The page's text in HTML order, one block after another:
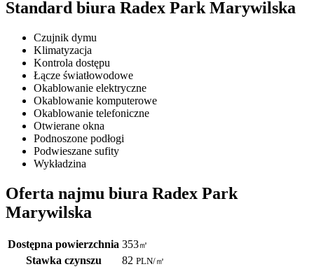
Standard biura Radex Park Marywilska
Czujnik dymu
Klimatyzacja
Kontrola dostępu
Łącze światłowodowe
Okablowanie elektryczne
Okablowanie komputerowe
Okablowanie telefoniczne
Otwierane okna
Podnoszone podłogi
Podwieszane sufity
Wykładzina
Oferta najmu biura Radex Park
Marywilska
Dostępna powierzchnia 353㎡
Stawka czynszu 82 PLN/㎡